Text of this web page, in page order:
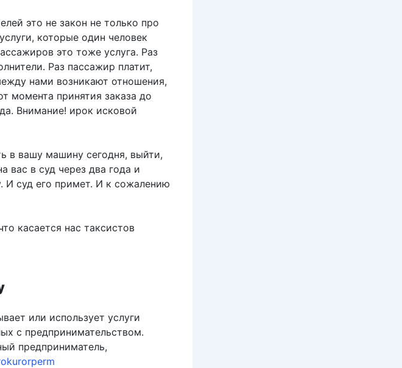
это не закон не только про
которые один человек
это тоже услуга. Раз
Раз пассажир платит,
нами возникают отношения,
момента принятия заказа до
Внимание! ирок исковой
в вашу машину сегодня, выйти,
вас в суд через два года и
И суд его примет. И к сожалению
касается нас таксистов
или использует услуги
с предпринимательством.
предприниматель,